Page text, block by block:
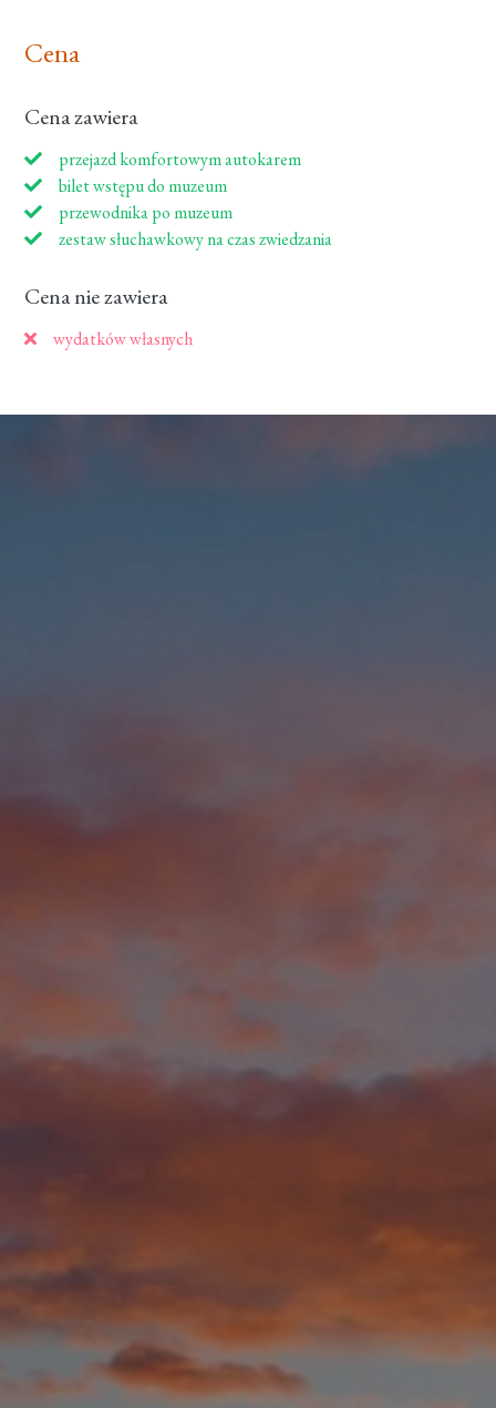
Cena
Cena zawiera
przejazd komfortowym autokarem
bilet wstępu do muzeum
przewodnika po muzeum
zestaw słuchawkowy na czas zwiedzania
Cena nie zawiera
wydatków własnych